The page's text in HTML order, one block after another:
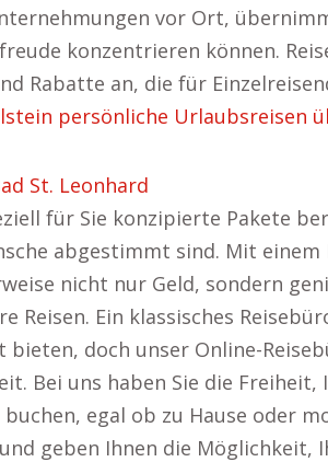
vor Ort,
konzentrieren können.
Rabatte an, die für
persönliche Urlaubsreisen
für Sie konzipierte Pakete
abgestimmt sind. Mit einem
nicht nur Geld, sondern
Reisen. Ein klassisches
bieten, doch unser Online-
Bei uns haben Sie die Freiheit,
egal ob zu Hause oder
geben Ihnen die Möglichkeit,